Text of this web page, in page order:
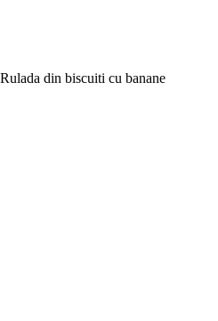
Rulada din biscuiti cu banane